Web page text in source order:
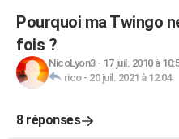
Pourquoi ma Twingo
fois ?
NicoLyon3- 17 juil. 2010 à
rico- 20 juil. 2021 à 12:04
8 réponses